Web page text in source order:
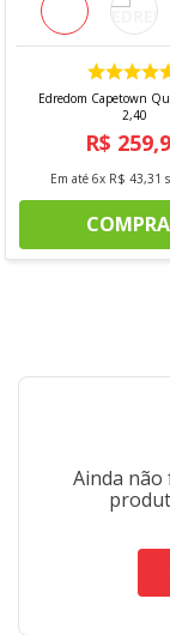
Edredom Capetown
2,40
R$ 259,
Em até 6x R$ 43,31
Ainda não